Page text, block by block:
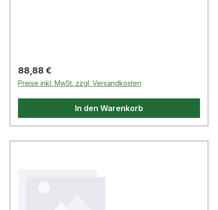
Regulärer Preis:
88,88 €
Preise inkl. MwSt. zzgl. Versandkosten
In den Warenkorb